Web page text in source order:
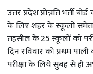
उत्तर प्रदेश प्रोन्नति भर्ती
के लिए शहर के स्कूलों
तहसील के 25 स्कूलों को
दिन रविवार को प्रथम
परीक्षा के लिये सुबह से ही